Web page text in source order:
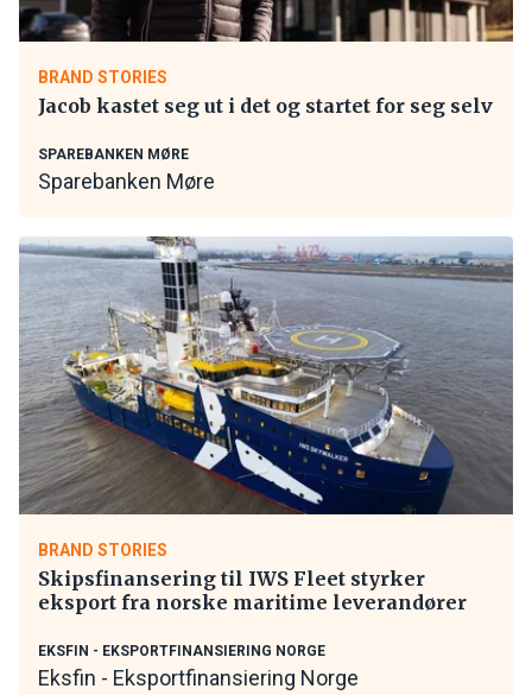
BRAND STORIES
Jacob kastet seg ut i det og startet for seg selv
SPAREBANKEN MØRE
Sparebanken Møre
BRAND STORIES
Skipsfinansering til IWS Fleet styrker
eksport fra norske maritime leverandører
EKSFIN - EKSPORTFINANSIERING NORGE
Eksfin - Eksportfinansiering Norge